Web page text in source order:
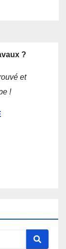
?
et
!